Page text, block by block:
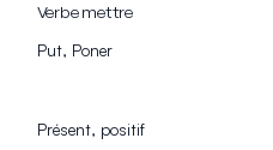
Verbe mettre
Put, Poner
Présent, positif